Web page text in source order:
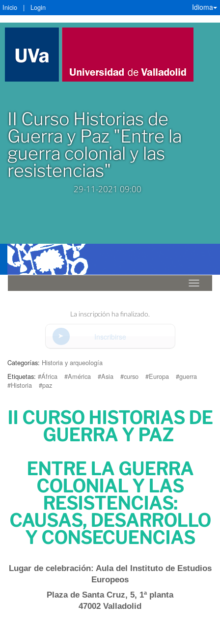
Inicio | Login Idioma
II Curso Historias de
Guerra y Paz "Entre la
guerra colonial y las
resistencias"
29-11-2021 09:00
Idioma
La inscripción ha finalizado.
Inscribirse
Categorías: Historia y arqueología
Etiquetas: #África #América #Asia #curso #Europa
#guerra
#Historia
#paz
II CURSO HISTORIAS DE
GUERRA Y PAZ
ENTRE LA GUERRA
COLONIAL Y LAS
RESISTENCIAS:
CAUSAS, DESARROLLO
Y CONSECUENCIAS
Lugar de celebración: Aula del Instituto de Estudios
Europeos
Plaza de Santa Cruz, 5, 1ª planta
47002 Valladolid